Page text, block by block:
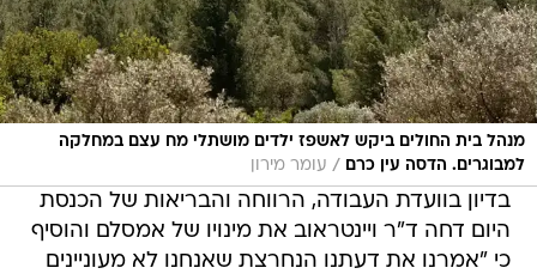
מנהל בית החולים ביקש לאשפז ילדים מושתלי מח עצם במחלקה
למבוגרים. הדסה עין כרם
/ עומר מירון
בדיון בוועדת העבודה, הרווחה והבריאות של הכנסת
היום דחה ד"ר ויינטראוב את מינויו של אמסלם והוסיף
כי "אמרנו את דעתנו הנחרצת שאנחנו לא מעוניינים